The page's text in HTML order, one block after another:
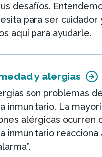
desafíos.
para ser cuidador
aquí para ayudarle.
y alergias
son problemas
inmunitario. La
alérgicas ocurren
inmunitario reacciona